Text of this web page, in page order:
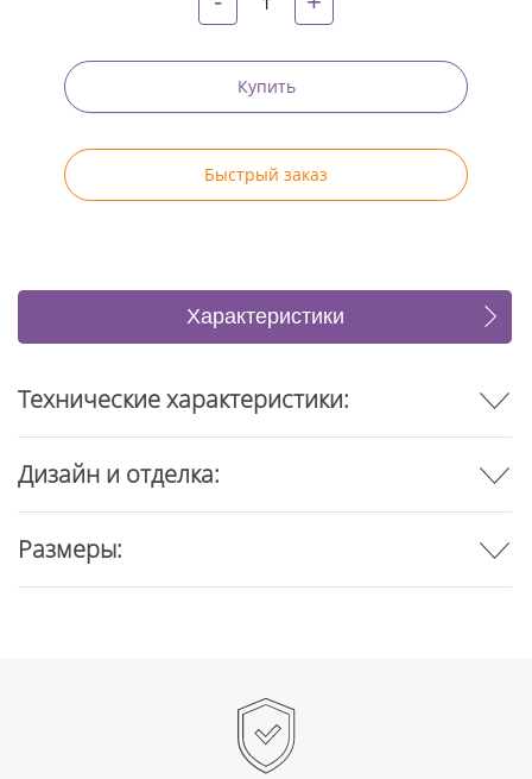
Pinterest
Купить
Быстрый заказ
Характеристики
Отзывы
Технические характеристики:
Дизайн и отделка:
Размеры: